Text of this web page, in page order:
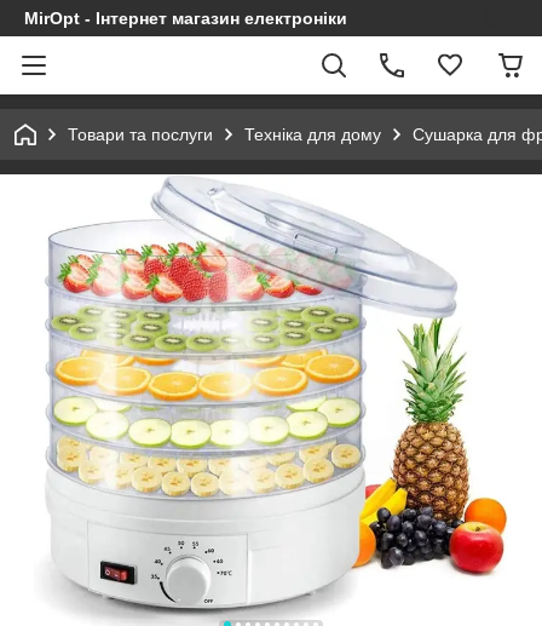
MirOpt - Інтернет магазин електроніки
Товари та послуги Техніка для дому Сушарка для